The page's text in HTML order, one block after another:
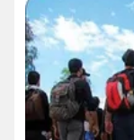
صدای رئیس‌جمهوری